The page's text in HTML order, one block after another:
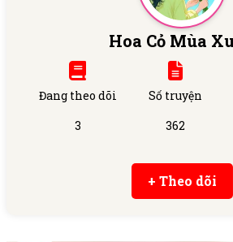
Hoa Cỏ Mùa
Đang theo dõi
3
Số truyện
362
+ Theo dõi